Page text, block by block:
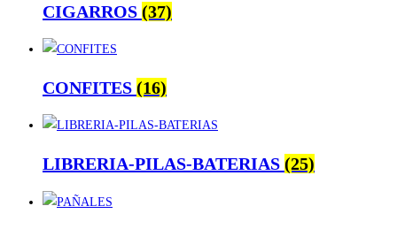
CIGARROS (37)
CONFITES (16)
LIBRERIA-PILAS-BATERIAS (25)